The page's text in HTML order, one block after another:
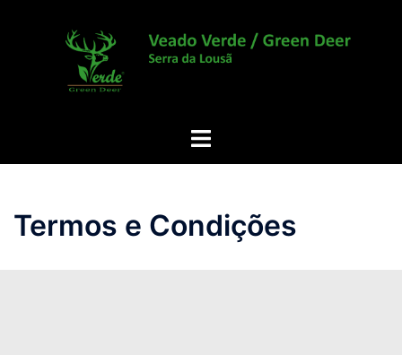
Alternar
Termos e Condições